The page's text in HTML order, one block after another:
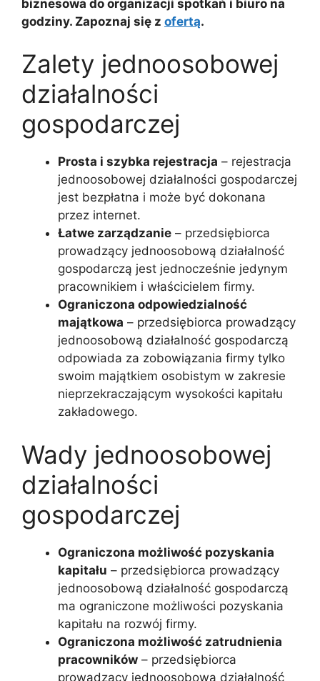
biznesowa do organizacji spotkań i biuro na
godziny. Zapoznaj się z ofertą.
Zalety jednoosobowej
działalności
gospodarczej
Prosta i szybka rejestracja – rejestracja
jednoosobowej działalności gospodarczej
jest bezpłatna i może być dokonana
przez internet.
Łatwe zarządzanie – przedsiębiorca
prowadzący jednoosobową działalność
gospodarczą jest jednocześnie jedynym
pracownikiem i właścicielem firmy.
Ograniczona odpowiedzialność
majątkowa – przedsiębiorca prowadzący
jednoosobową działalność gospodarczą
odpowiada za zobowiązania firmy tylko
swoim majątkiem osobistym w zakresie
nieprzekraczającym wysokości kapitału
zakładowego.
Wady jednoosobowej
działalności
gospodarczej
Ograniczona możliwość pozyskania
kapitału – przedsiębiorca prowadzący
jednoosobową działalność gospodarczą
ma ograniczone możliwości pozyskania
kapitału na rozwój firmy.
Ograniczona możliwość zatrudnienia
pracowników – przedsiębiorca
prowadzący jednoosobową działalność